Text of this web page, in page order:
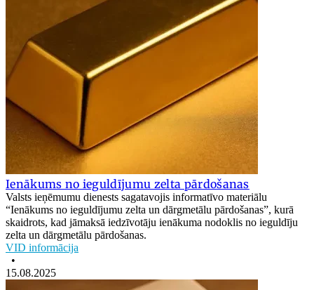
Ienākums no ieguldījumu zelta pārdošanas
Valsts ieņēmumu dienests sagatavojis informatīvo materiālu
“Ienākums no ieguldījumu zelta un dārgmetālu pārdošanas”, kurā
skaidrots, kad jāmaksā iedzīvotāju ienākuma nodoklis no ieguldīju
zelta un dārgmetālu pārdošanas.
VID informācija
•
15.08.2025